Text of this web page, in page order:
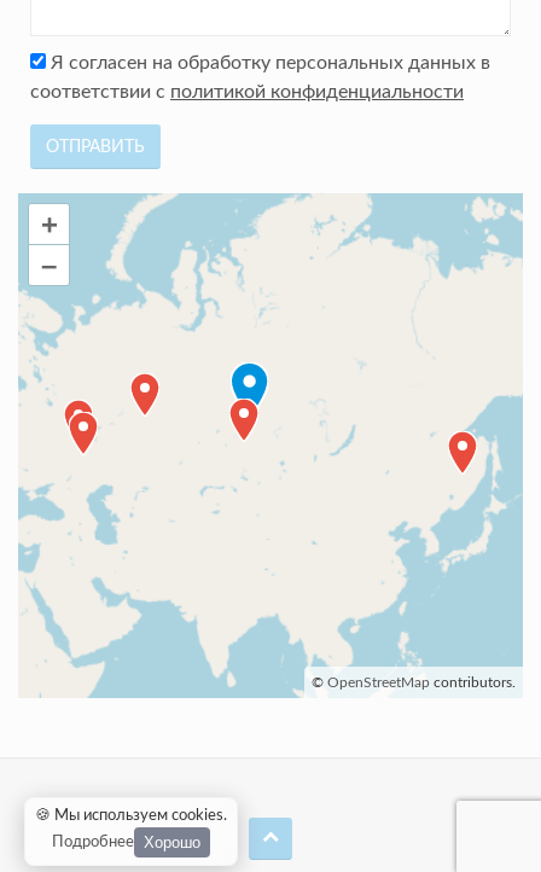
Я согласен на обработку персональных данных в
соответствии с политикой конфиденциальности
ОТПРАВИТЬ
+
–
© OpenStreetMap contributors.
🍪 Мы используем cookies.
Подробнее
Хорошо